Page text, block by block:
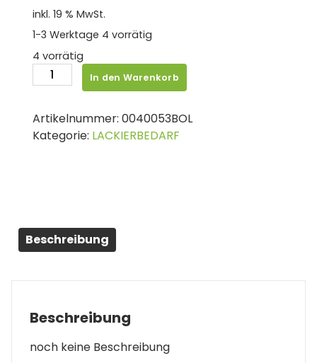
inkl. 19 % MwSt.
1-3 Werktage 4 vorrätig
4 vorrätig
Boll
Klebeband
/
50M
In den Warenkorb
Artikelnummer: 0040053BOL
Kategorie: LACKIERBEDARF
Beschreibung
Beschreibung
noch keine Beschreibung